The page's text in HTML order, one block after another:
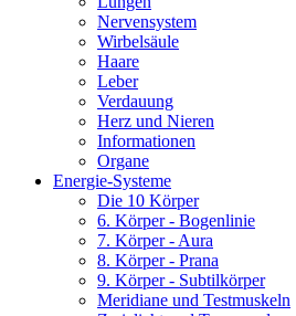
Nervensystem
Wirbelsäule
Haare
Leber
Verdauung
Herz und Nieren
Informationen
Organe
Energie-Systeme
Die 10 Körper
6. Körper - Bogenlinie
7. Körper - Aura
8. Körper - Prana
9. Körper - Subtilkörper
Meridiane und Testmuskeln